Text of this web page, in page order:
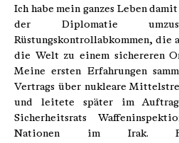
Ich habe mein ganzes Leben
der Diplomatie
Rüstungskontrollabkommen, die
die Welt zu einem sichereren
Meine ersten Erfahrungen
Vertrags über nukleare
und leitete später im
Sicherheitsrats
Nationen im Irak.